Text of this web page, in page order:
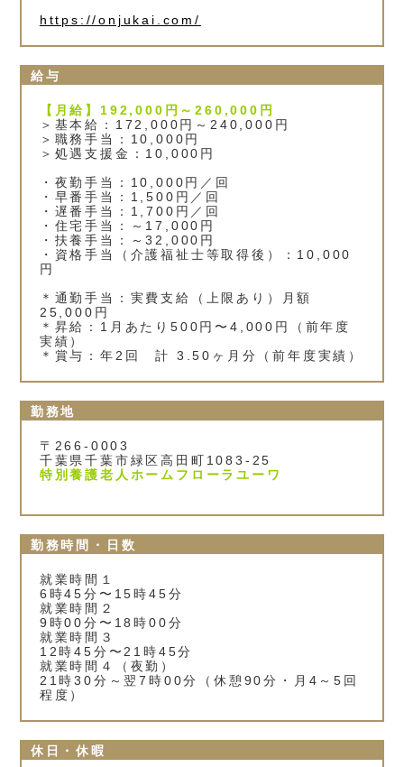
https://onjukai.com/
給与
【月給】192,000円～260,000円
＞基本給：172,000円～240,000円
＞職務手当：10,000円
＞処遇支援金：10,000円
・夜勤手当：10,000円／回
・早番手当：1,500円／回
・遅番手当：1,700円／回
・住宅手当：～17,000円
・扶養手当：～32,000円
・資格手当（介護福祉士等取得後）：10,000
円
＊通勤手当：実費支給（上限あり）月額
25,000円
＊昇給：1月あたり500円〜4,000円（前年度
実績）
＊賞与：年2回 計 3.50ヶ月分（前年度実績）
勤務地
〒266-0003
千葉県千葉市緑区高田町1083-25
特別養護老人ホームフローラユーワ
勤務時間・日数
就業時間１
6時45分〜15時45分
就業時間２
9時00分〜18時00分
就業時間３
12時45分〜21時45分
就業時間４（夜勤）
21時30分～翌7時00分（休憩90分・月4～5回
程度）
休日・休暇